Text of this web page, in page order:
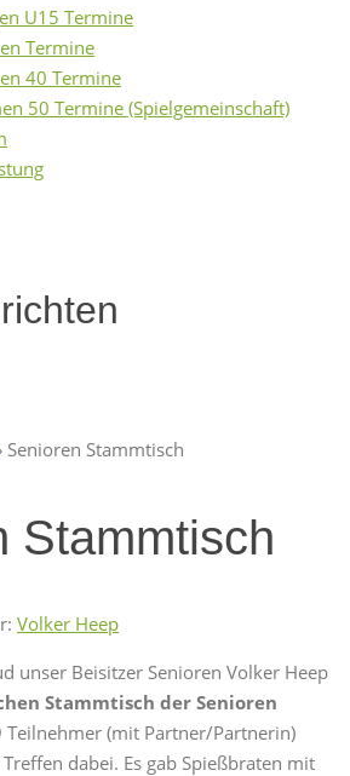
U15 Termine
Termine
40 Termine
50 Termine (Spielgemeinschaft)
Senioren Stammtisch
Stammtisch
Volker Heep
unser Beisitzer Senioren Volker Heep
Stammtisch der Senioren
Teilnehmer (mit Partner/Partnerin)
dabei. Es gab Spießbraten mit